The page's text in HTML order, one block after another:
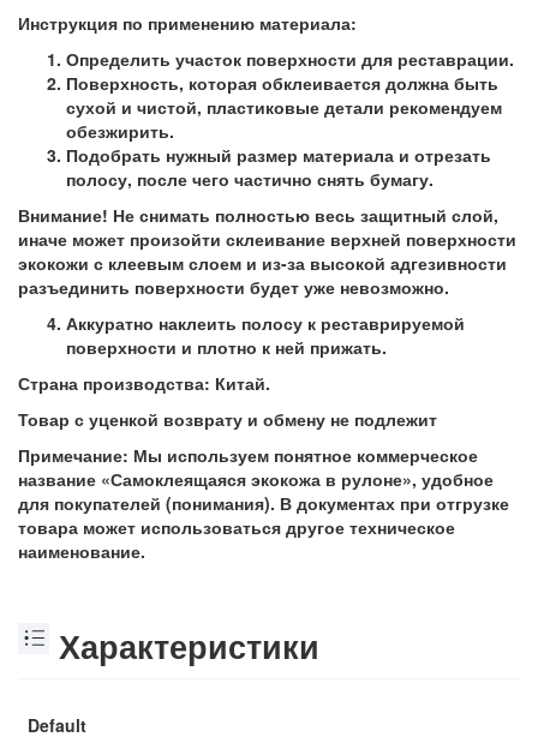
Инструкция по применению материала:
Определить участок поверхности для реставрации.
Поверхность, которая обклеивается должна быть
сухой и чистой, пластиковые детали рекомендуем
обезжирить.
Подобрать нужный размер материала и отрезать
полосу, после чего частично снять бумагу.
Внимание! Не снимать полностью весь защитный слой,
иначе может произойти склеивание верхней поверхности
экокожи с клеевым слоем и из-за высокой адгезивности
разъединить поверхности будет уже невозможно.
Аккуратно наклеить полосу к реставрируемой
поверхности и плотно к ней прижать.
Страна производства: Китай.
Товар с уценкой возврату и обмену не подлежит
Примечание: Мы используем понятное коммерческое
название «Самоклеящаяся экокожа в рулоне», удобное
для покупателей (понимания). В документах при отгрузке
товара может использоваться другое техническое
наименование.
Характеристики
Default